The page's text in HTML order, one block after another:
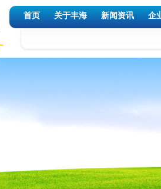
首页 关于丰海 新闻资讯 企